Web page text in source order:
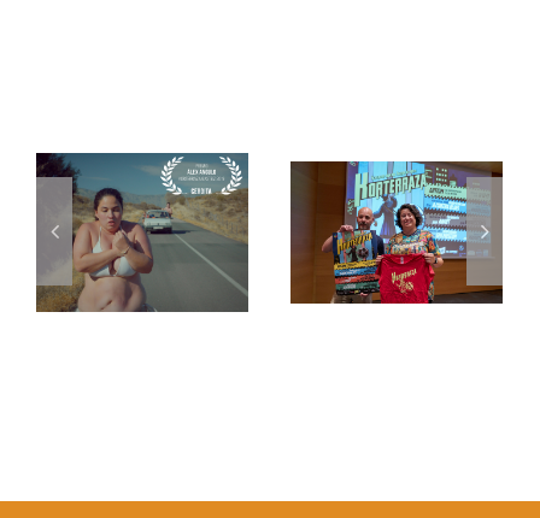
edición de
Korterraza
Gasteiz con
38
cortometrajes
y 6
Descárgate
el folleto